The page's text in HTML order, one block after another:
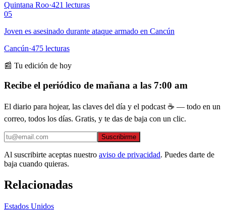
Quintana Roo·421 lecturas
05
Joven es asesinado durante ataque armado en Cancún
Cancún·475 lecturas
📰 Tu edición de hoy
Recibe el periódico de mañana a las 7:00 am
El diario para hojear, las claves del día y el podcast ☕ — todo en un
correo, todos los días. Gratis, y te das de baja con un clic.
Suscribirme
Al suscribirte aceptas nuestro aviso de privacidad. Puedes darte de
baja cuando quieras.
Relacionadas
Estados Unidos